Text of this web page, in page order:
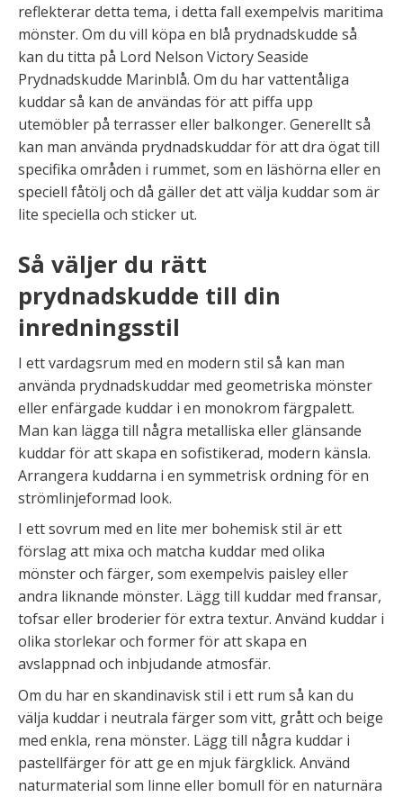
reflekterar detta tema, i detta fall exempelvis maritima
mönster. Om du vill köpa en blå prydnadskudde så
kan du titta på Lord Nelson Victory Seaside
Prydnadskudde Marinblå. Om du har vattentåliga
kuddar så kan de användas för att piffa upp
utemöbler på terrasser eller balkonger. Generellt så
kan man använda prydnadskuddar för att dra ögat till
specifika områden i rummet, som en läshörna eller en
speciell fåtölj och då gäller det att välja kuddar som är
lite speciella och sticker ut.
Så väljer du rätt
prydnadskudde till din
inredningsstil
I ett vardagsrum med en modern stil så kan man
använda prydnadskuddar med geometriska mönster
eller enfärgade kuddar i en monokrom färgpalett.
Man kan lägga till några metalliska eller glänsande
kuddar för att skapa en sofistikerad, modern känsla.
Arrangera kuddarna i en symmetrisk ordning för en
strömlinjeformad look.
I ett sovrum med en lite mer bohemisk stil är ett
förslag att mixa och matcha kuddar med olika
mönster och färger, som exempelvis paisley eller
andra liknande mönster. Lägg till kuddar med fransar,
tofsar eller broderier för extra textur. Använd kuddar i
olika storlekar och former för att skapa en
avslappnad och inbjudande atmosfär.
Om du har en skandinavisk stil i ett rum så kan du
välja kuddar i neutrala färger som vitt, grått och beige
med enkla, rena mönster. Lägg till några kuddar i
pastellfärger för att ge en mjuk färgklick. Använd
naturmaterial som linne eller bomull för en naturnära